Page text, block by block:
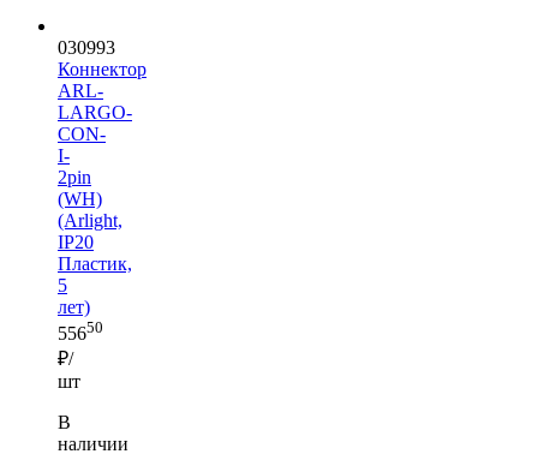
030993
Коннектор
ARL-
LARGO-
CON-
I-
2pin
(WH)
(Arlight,
IP20
Пластик,
5
лет)
55650
₽/
шт
В
наличии